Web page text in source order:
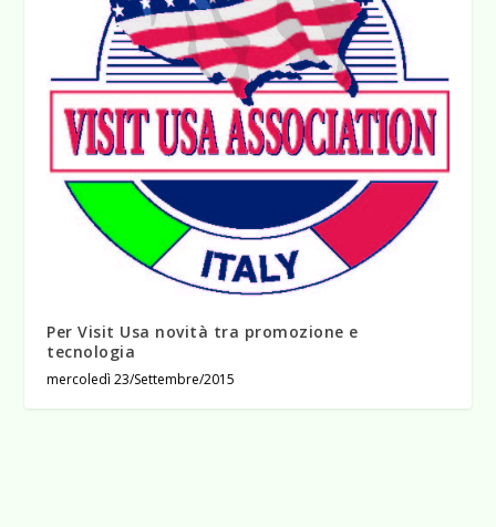
Per Visit Usa novità tra promozione e
tecnologia
mercoledì 23/Settembre/2015